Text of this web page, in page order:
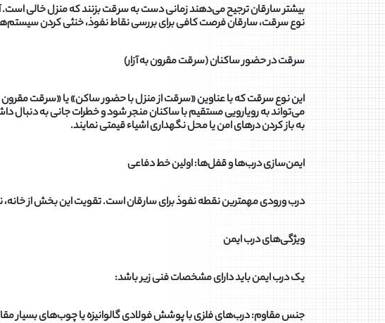
بیشتر سارقان ترجیح می‌دهند زمانی دست به سرقت بزنند که منزل خالی
نوع سرقت، سارقان فرصت کافی برای بررسی نقاط نفوذ، خنثی کردن
سرقت در حضور ساکنان (سرقت مقرون به آزار)
این نوع سرقت که با عناوین «سرقت از منزل با حضور ساکن» یا «سرقت
می‌تواند به رویارویی مستقیم با ساکنان منجر شود و خطرات جانی به دنبال
به باز کردن درهای امن یا محل نگهداری اشیاء قیمتی نمایند.
ایمن‌سازی درب‌ها و قفل‌ها: اولین خط دفاعی
درب ورودی مهمترین نقطه نفوذ برای سارقان است. تقویت این بخش از
ویژگی‌های درب ایمن
یک درب ایمن باید دارای مشخصات فنی زیر باشد:
جنس مقاوم: درب‌های فلزی با پوشش فولادی گالوانیزه یا چوب‌های بسیار